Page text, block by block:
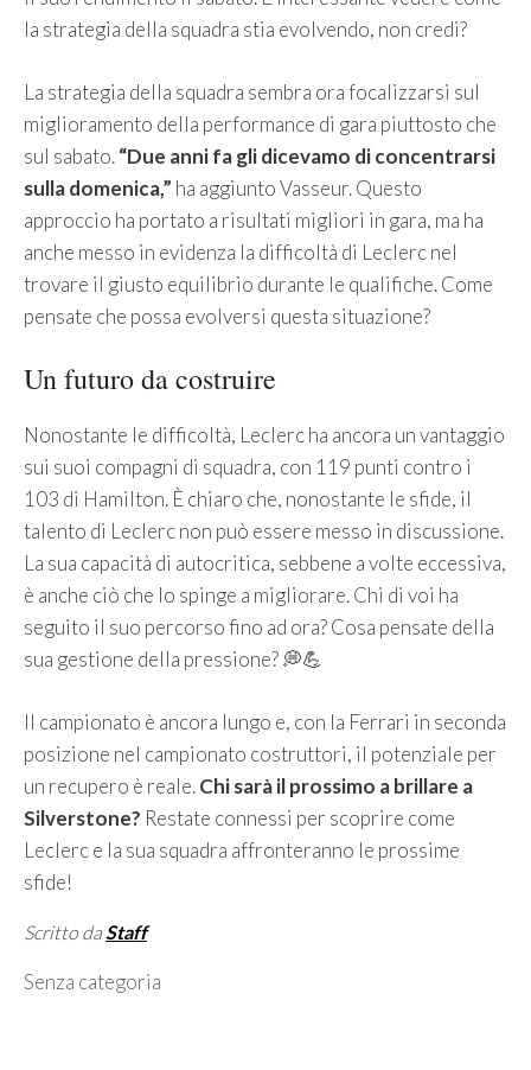
la strategia della squadra stia evolvendo, non credi?
La strategia della squadra sembra ora focalizzarsi sul
miglioramento della performance di gara piuttosto che
sul sabato.“Due anni fa gli dicevamo di concentrarsi
sulla domenica,” ha aggiunto Vasseur. Questo
approccio ha portato a risultati migliori in gara, ma ha
anche messo in evidenza la difficoltà di Leclerc nel
trovare il giusto equilibrio durante le qualifiche. Come
pensate che possa evolversi questa situazione?
Un futuro da costruire
Nonostante le difficoltà, Leclerc ha ancora un vantaggio
sui suoi compagni di squadra, con 119 punti contro i
103 di Hamilton. È chiaro che, nonostante le sfide, il
talento di Leclerc non può essere messo in discussione.
La sua capacità di autocritica, sebbene a volte eccessiva,
è anche ciò che lo spinge a migliorare. Chi di voi ha
seguito il suo percorso fino ad ora? Cosa pensate della
sua gestione della pressione? 💭💪
Il campionato è ancora lungo e, con la Ferrari in seconda
posizione nel campionato costruttori, il potenziale per
un recupero è reale.Chi sarà il prossimo a brillare a
Silverstone? Restate connessi per scoprire come
Leclerc e la sua squadra affronteranno le prossime
sfide!
Scritto da Staff
Categorie
Senza categoria